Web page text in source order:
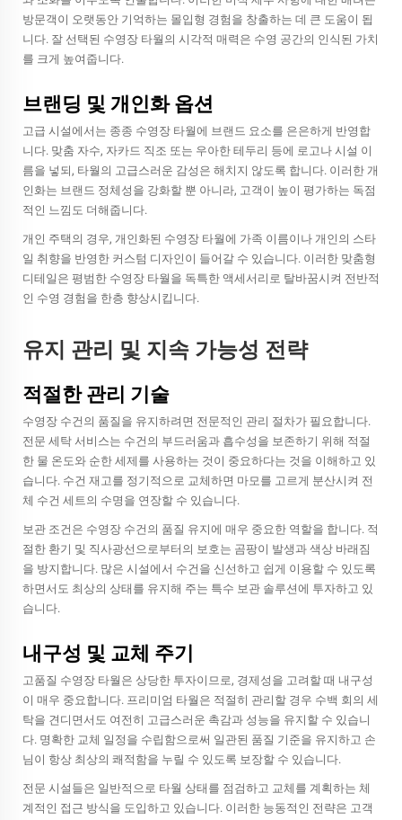
방문객이 오랫동안 기억하는 몰입형 경험을 창출하는 데 큰 도움이 됩
니다. 잘 선택된 수영장 타월의 시각적 매력은 수영 공간의 인식된 가치
를 크게 높여줍니다.
브랜딩 및 개인화 옵션
고급 시설에서는 종종 수영장 타월에 브랜드 요소를 은은하게 반영합
니다. 맞춤 자수, 자카드 직조 또는 우아한 테두리 등에 로고나 시설 이
름을 넣되, 타월의 고급스러운 감성은 해치지 않도록 합니다. 이러한 개
인화는 브랜드 정체성을 강화할 뿐 아니라, 고객이 높이 평가하는 독점
적인 느낌도 더해줍니다.
개인 주택의 경우, 개인화된 수영장 타월에 가족 이름이나 개인의 스타
일 취향을 반영한 커스텀 디자인이 들어갈 수 있습니다. 이러한 맞춤형
디테일은 평범한 수영장 타월을 독특한 액세서리로 탈바꿈시켜 전반적
인 수영 경험을 한층 향상시킵니다.
유지 관리 및 지속 가능성 전략
적절한 관리 기술
수영장 수건의 품질을 유지하려면 전문적인 관리 절차가 필요합니다.
전문 세탁 서비스는 수건의 부드러움과 흡수성을 보존하기 위해 적절
한 물 온도와 순한 세제를 사용하는 것이 중요하다는 것을 이해하고 있
습니다. 수건 재고를 정기적으로 교체하면 마모를 고르게 분산시켜 전
체 수건 세트의 수명을 연장할 수 있습니다.
보관 조건은 수영장 수건의 품질 유지에 매우 중요한 역할을 합니다. 적
절한 환기 및 직사광선으로부터의 보호는 곰팡이 발생과 색상 바래짐
을 방지합니다. 많은 시설에서 수건을 신선하고 쉽게 이용할 수 있도록
하면서도 최상의 상태를 유지해 주는 특수 보관 솔루션에 투자하고 있
습니다.
내구성 및 교체 주기
고품질 수영장 타월은 상당한 투자이므로, 경제성을 고려할 때 내구성
이 매우 중요합니다. 프리미엄 타월은 적절히 관리할 경우 수백 회의 세
탁을 견디면서도 여전히 고급스러운 촉감과 성능을 유지할 수 있습니
다. 명확한 교체 일정을 수립함으로써 일관된 품질 기준을 유지하고 손
님이 항상 최상의 쾌적함을 누릴 수 있도록 보장할 수 있습니다.
전문 시설들은 일반적으로 타월 상태를 점검하고 교체를 계획하는 체
계적인 접근 방식을 도입하고 있습니다. 이러한 능동적인 전략은 고객